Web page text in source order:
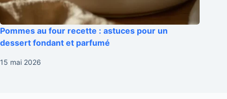
Pommes au four recette : astuces pour un
dessert fondant et parfumé
15 mai 2026